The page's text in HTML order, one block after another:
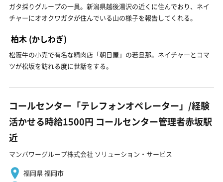
ガタ採りグループの一員。新潟県越後湯沢の近くに住んでおり、ネイ
チャーにオオクワガタが住んでいる山の様子を報告してくれる。
柏木 (かしわぎ)
松阪牛の小売で有名な精肉店「朝日屋」の若旦那。ネイチャーとコマ
ツが松坂を訪れる度に世話をする。
コールセンター「テレフォンオペレーター」/経験
活かせる時給1500円 コールセンター管理者赤坂駅
近
マンパワーグループ株式会社 ソリューション・サービス
福岡県 福岡市